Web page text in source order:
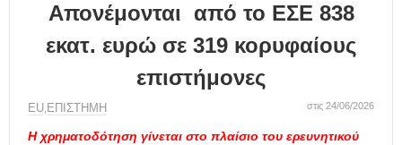
Απονέμονται από το ΕΣΕ 838
εκατ. ευρώ σε 319 κορυφαίους
επιστήμονες
ΕU ΕΠΙΣΤΗΜΗ στις 24/06/2026
Η χρηματοδότηση γίνεται στο πλαίσιο του ερευνητικού